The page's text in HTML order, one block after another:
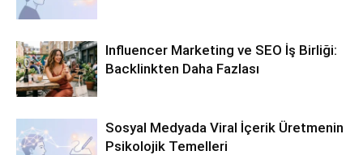
Influencer Marketing ve SEO İş Birliği:
Backlinkten Daha Fazlası
Sosyal Medyada Viral İçerik Üretmenin
Psikolojik Temelleri